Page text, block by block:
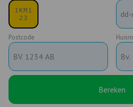
Postcode
Bereken